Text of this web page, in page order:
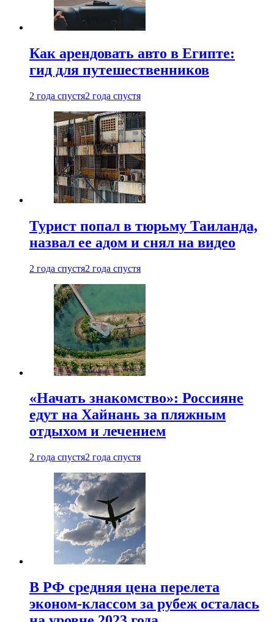
Как арендовать авто в Египте:
гид для путешественников
2 года спустя2 года спустя
Турист попал в тюрьму Таиланда,
назвал ее адом и снял на видео
2 года спустя2 года спустя
«Начать знакомство»: Россияне
едут на Хайнань за пляжным
отдыхом и лечением
2 года спустя2 года спустя
В РФ средняя цена перелета
эконом-классом за рубеж осталась